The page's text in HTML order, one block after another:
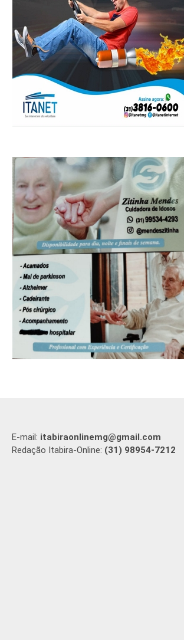
E-mail: itabiraonlinemg@gmail.com
Redação Itabira-Online: (31) 98954-7212